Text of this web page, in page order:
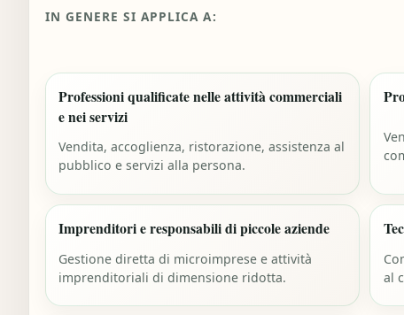
IN GENERE SI APPLICA A:
Professioni qualificate nelle attività commerciali
e nei servizi
Vendita, accoglienza, ristorazione, assistenza al
pubblico e servizi alla persona.
Imprenditori e responsabili di piccole aziende
Gestione diretta di microimprese e attività
imprenditoriali di dimensione ridotta.
al